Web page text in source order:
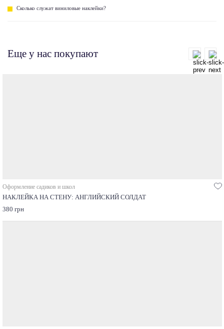
Сколько служат виниловые наклейки?
Еще у нас покупают
Оформление садиков и школ
НАКЛЕЙКА НА СТЕНУ: АНГЛИЙСКИЙ СОЛДАТ
380 грн